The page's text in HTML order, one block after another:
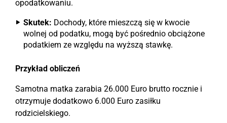
opodatkowaniu.
Skutek: Dochody, które mieszczą się w kwocie
wolnej od podatku, mogą być pośrednio obciążone
podatkiem ze względu na wyższą stawkę.
Przykład obliczeń
Samotna matka zarabia 26.000 Euro brutto rocznie i
otrzymuje dodatkowo 6.000 Euro zasiłku
rodzicielskiego.